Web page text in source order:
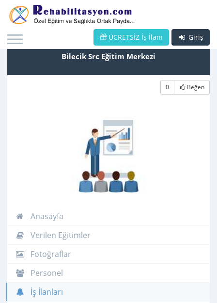
Giriş
ÜCRETSİZ İş İlanı
Bilecik Src Eğitim Merkezi
0 Beğen
Anasayfa
Verilen Eğitimler
Fotoğraflar
Personel
İş İlanları